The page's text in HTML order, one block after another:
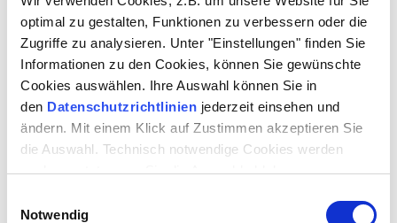
optimal zu gestalten, Funktionen zu verbessern oder die
Zugriffe zu analysieren. Unter "Einstellungen" finden Sie
Informationen zu den Cookies, können Sie gewünschte
Cookies auswählen. Ihre Auswahl können Sie in
den Datenschutzrichtlinien jederzeit einsehen und
ändern. Mit einem Klick auf Zustimmen akzeptieren Sie
die Auswahl. Technisch notwendige Cookies werden
auch gesetzt, wenn Sie die Auswahl ablehnen.
Notwendig